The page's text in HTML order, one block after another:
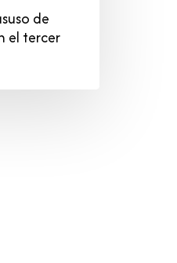
de
el tercer